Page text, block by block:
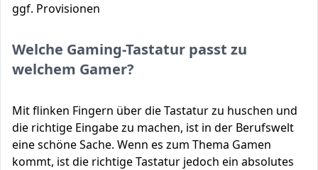
ggf. Provisionen
Welche Gaming-Tastatur passt zu
welchem Gamer?
Mit flinken Fingern über die Tastatur zu huschen und
die richtige Eingabe zu machen, ist in der Berufswelt
eine schöne Sache. Wenn es zum Thema Gamen
kommt, ist die richtige Tastatur jedoch ein absolutes